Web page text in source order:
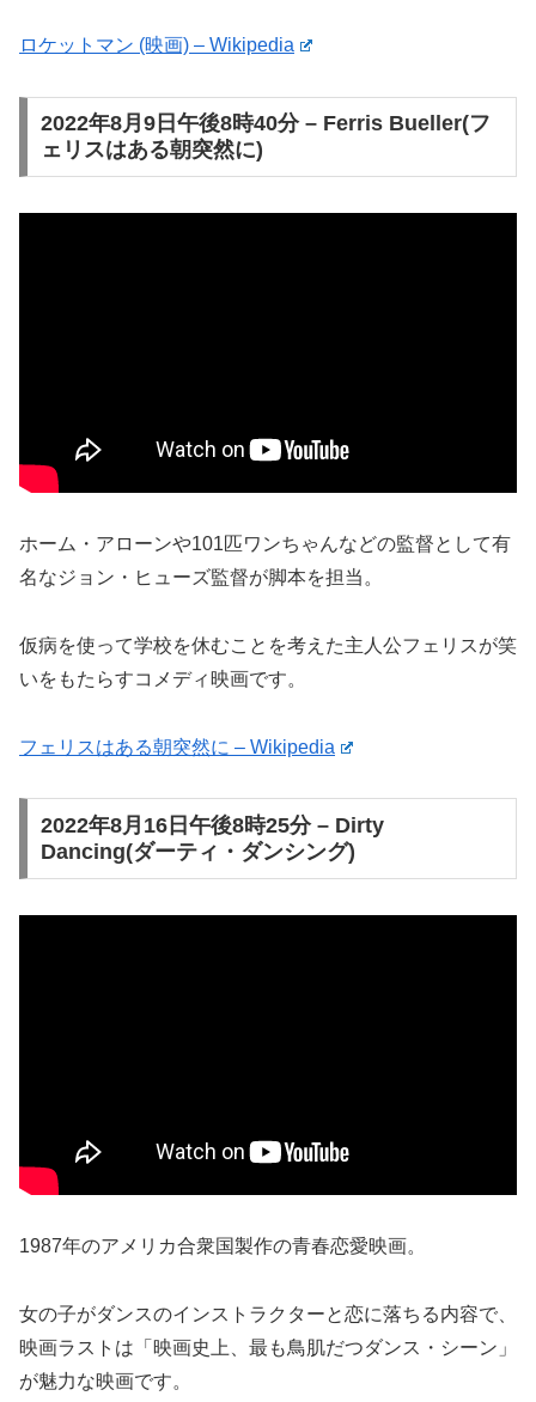
ロケットマン (映画) – Wikipedia
2022年8月9日午後8時40分 – Ferris Bueller(フ
ェリスはある朝突然に)
ホーム・アローンや101匹ワンちゃんなどの監督として有
名なジョン・ヒューズ監督が脚本を担当。
仮病を使って学校を休むことを考えた主人公フェリスが笑
いをもたらすコメディ映画です。
フェリスはある朝突然に – Wikipedia
2022年8月16日午後8時25分 – Dirty
Dancing(ダーティ・ダンシング)
1987年のアメリカ合衆国製作の青春恋愛映画。
女の子がダンスのインストラクターと恋に落ちる内容で、
映画ラストは「映画史上、最も鳥肌だつダンス・シーン」
が魅力な映画です。